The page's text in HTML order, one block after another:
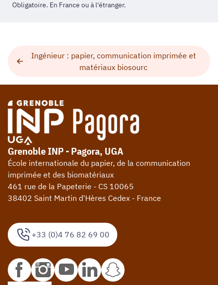
Obligatoire. En France ou à l'étranger.
Ingénieur : papier, communication imprimée et
matériaux biosourc
+33 (0)4 76 82 69 00
Grenoble INP - Pagora, UGA
École internationale du papier, de la communication
imprimée et des biomatériaux
461 rue de la Papeterie - CS 10065
38402 Saint Martin d'Hères Cedex - France